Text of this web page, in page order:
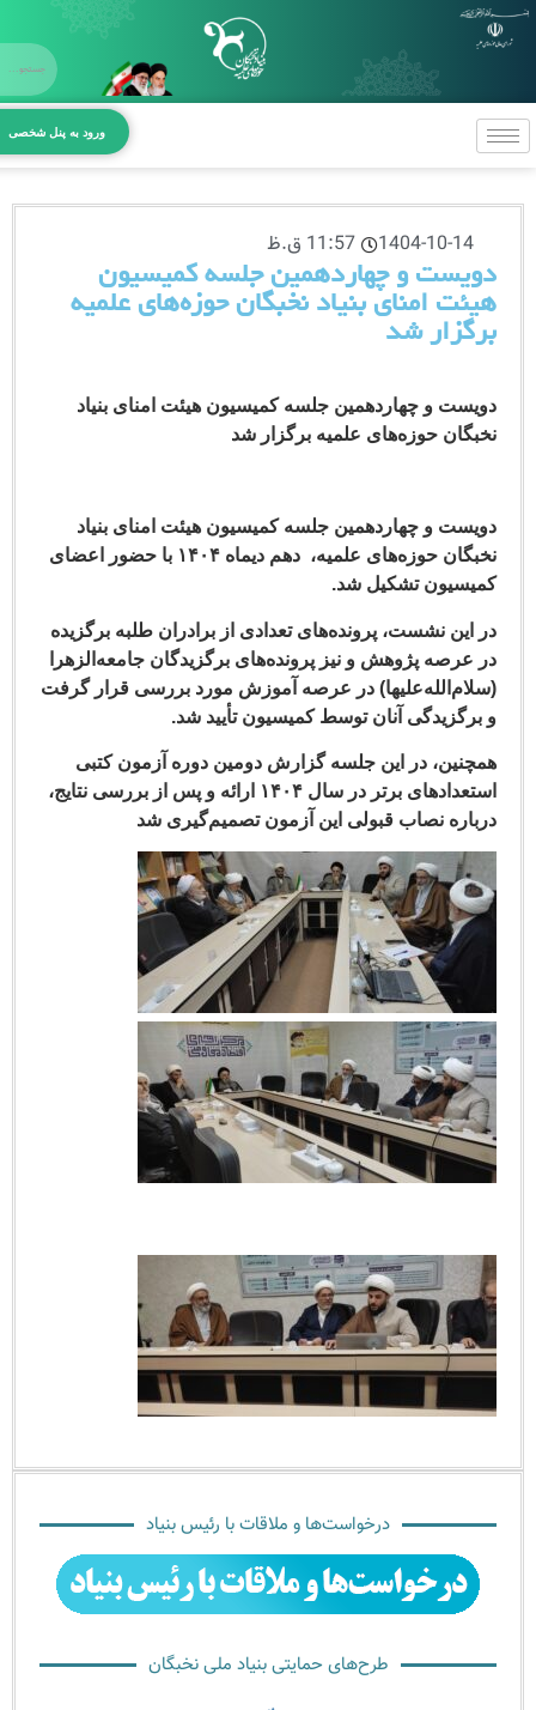
ورود به پنل شخصی
بخش‌های
1404-10-14 11:57 ق.ظ
و چهاردهمین جلسه کمیسیون
امنای بنیاد نخبگان حوزه‌های علمیه
شد
و چهاردهمین جلسه کمیسیون هیئت‌ امنای بنیاد
حوزه‌های علمیه برگزار شد
و چهاردهمین جلسه کمیسیون هیئت‌ امنای بنیاد
نخبگان حوزه‌های علمیه، دهم دیماه ۱۴۰۴ با حضور اعضای
تشکیل شد.
نشست، پرونده‌های تعدادی از برادران طلبه برگزیده
پژوهش و نیز پرونده‌های برگزیدگان جامعه‌الزهرا
در عرصه آموزش مورد بررسی قرار گرفت
آنان توسط کمیسیون تأیید شد.
در این جلسه گزارش دومین دوره آزمون کتبی
استعدادهای برتر در سال ۱۴۰۴ ارائه و پس از بررسی نتایج،
نصاب قبولی این آزمون تصمیم‌گیری شد
درخواست‌ها و ملاقات با رئیس بنیاد
طرح‌های حمایتی بنیاد ملی نخبگان